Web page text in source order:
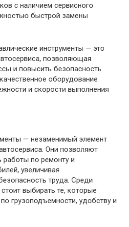
с наличием сервисного
быстрой замены
инструменты — это
позволяющая
и повысить безопасность
оборудование
и скорости выполнения
— незаменимый элемент
Они позволяют
работы по ремонту и
увеличивая
труда. Среди
выбирать те, которые
грузоподъемности, удобству и